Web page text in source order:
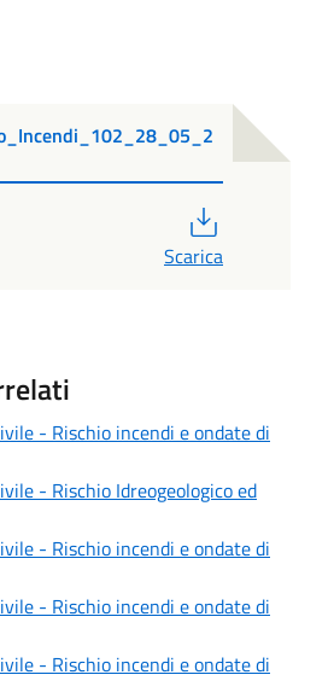
Scarica
- Rischio incendi e ondate di
- Rischio Idreogeologico ed
- Rischio incendi e ondate di
- Rischio incendi e ondate di
- Rischio incendi e ondate di